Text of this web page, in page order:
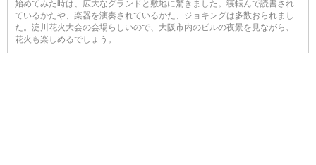
始めてみた時は、広大なグランドと敷地に驚きました。寝転んで読書され
ているかたや、楽器を演奏されているかた、ジョキングは多数おられまし
た。淀川花火大会の会場らしいので、大阪市内のビルの夜景を見ながら、
花火も楽しめるでしょう。